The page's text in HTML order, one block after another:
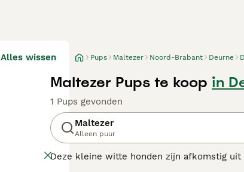
Alles wissen Pups Maltezer Noord-Brabant Deurne
Maltezer Pups te koop in
1 Pups gevonden
Maltezer
Alleen puur
Deze kleine witte honden zijn afkomstig